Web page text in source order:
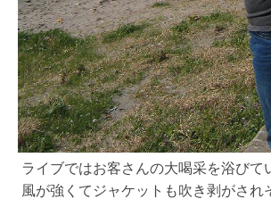
ライブではお客さんの大喝采を浴びて
風が強くてジャケットも吹き剥がされ